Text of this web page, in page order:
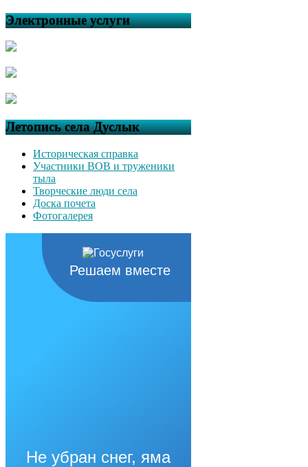
Электронные услуги
Летопись села Дуслык
Историческая справка
Участники ВОВ и труженики
тыла
Творческие люди села
Доска почета
Фотогалерея
Решаем вместе
Не убран снег, яма